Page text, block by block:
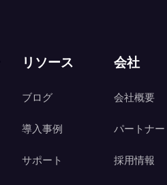
リソース
ブログ
導入事例
サポート
会社
会社概要
パートナー
採用情報